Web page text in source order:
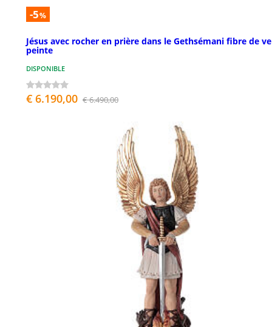
-5%
Jésus avec rocher en prière dans le Gethsémani fibre de
peinte
DISPONIBLE
€ 6.190,00 € 6.490,00